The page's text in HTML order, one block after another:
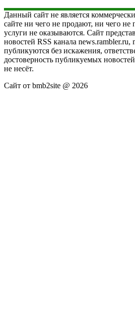
Данный сайт не является
сайте ни чего не продают, ни чего не
услуги не оказываются. Сайт
новостей RSS канала
публикуются без искажения,
достоверность публикуемых
не несёт.
Сайт от bmb2site @ 2026